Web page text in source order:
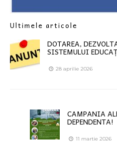
Ultimele articole
DOTAREA,
SISTEMULUI
28 aprilie 2026
CAMPANIA
DEPENDENTA!
11 martie 2026